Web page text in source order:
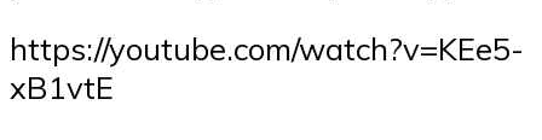
https://youtube.com/watch?v=KEe5-
xB1vtE